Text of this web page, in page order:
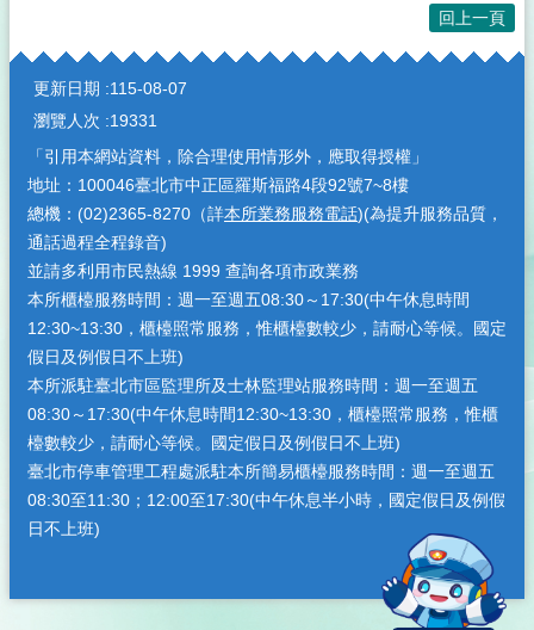
回上一頁
:::
更新日期
115-08-07
瀏覽人次
19331
「引用本網站資料，除合理使用情形外，應取得授權」
地址：100046臺北市中正區羅斯福路4段92號7~8樓
總機：(02)2365-8270（詳本所業務服務電話)(為提升服務品質，
通話過程全程錄音)
並請多利用市民熱線 1999 查詢各項市政業務
本所櫃檯服務時間：週一至週五08:30～17:30(中午休息時間
12:30~13:30，櫃檯照常服務，惟櫃檯數較少，請耐心等候。國定
假日及例假日不上班)
本所派駐臺北市區監理所及士林監理站服務時間：週一至週五
08:30～17:30(中午休息時間12:30~13:30，櫃檯照常服務，惟櫃
檯數較少，請耐心等候。國定假日及例假日不上班)
臺北市停車管理工程處派駐本所簡易櫃檯服務時間：週一至週五
08:30至11:30；12:00至17:30(中午休息半小時，國定假日及例假
日不上班)